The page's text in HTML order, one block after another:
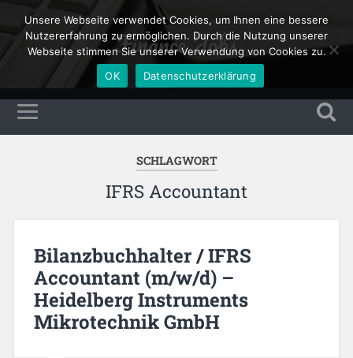
Finance Jobs
SCHLAGWORT
IFRS Accountant
Bilanzbuchhalter / IFRS
Accountant (m/w/d) –
Heidelberg Instruments
Mikrotechnik GmbH
Unsere Webseite verwendet Cookies, um Ihnen eine bessere
Nutzererfahrung zu ermöglichen. Durch die Nutzung unserer
Webseite stimmen Sie unserer Verwendung von Cookies zu.
OK
Datenschutzerklärung